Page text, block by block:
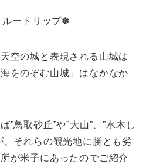
ートリップ✽
空の城と表現される山城は
をのぞむ山城」はなかなか
”鳥取砂丘”や”大山”、”水木し
、それらの観光地に勝とも劣
が米子にあったのでご紹介